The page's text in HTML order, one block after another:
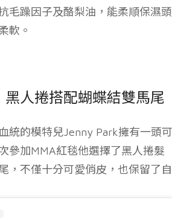
毛躁因子及酪梨油，能柔順保濕頭
軟。
人捲搭配蝴蝶結雙馬尾
統的模特兒Jenny Park擁有一頭可
參加MMA紅毯他選擇了黑人捲髮
，不僅十分可愛俏皮，也保留了自